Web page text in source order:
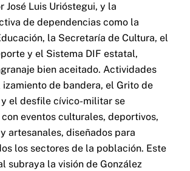
José Luis Urióstegui, y la
de dependencias como la
la Secretaría de Cultura, el
y el Sistema DIF estatal,
bien aceitado. Actividades
de bandera, el Grito de
el desfile cívico-militar se
eventos culturales, deportivos,
artesanales, diseñados para
los sectores de la población. Este
subraya la visión de González